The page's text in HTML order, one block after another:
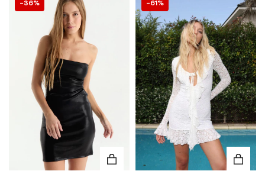
36% 61%